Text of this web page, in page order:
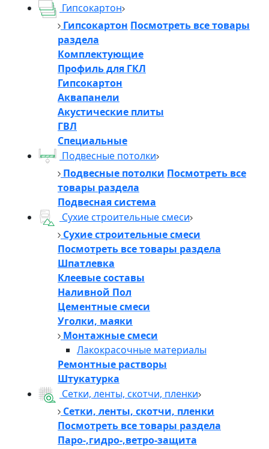
Гипсокартон
Гипсокартон Посмотреть все товары
раздела
Комплектующие
Профиль для ГКЛ
Гипсокартон
Аквапанели
Акустические плиты
ГВЛ
Специальные
Подвесные потолки
Подвесные потолки Посмотреть все
товары раздела
Подвесная система
Сухие строительные смеси
Сухие строительные смеси
Посмотреть все товары раздела
Шпатлевка
Клеевые составы
Наливной Пол
Цементные смеси
Уголки, маяки
Монтажные смеси
Лакокрасочные материалы
Ремонтные растворы
Штукатурка
Сетки, ленты, скотчи, пленки
Сетки, ленты, скотчи, пленки
Посмотреть все товары раздела
Паро-,гидро-,ветро-защита